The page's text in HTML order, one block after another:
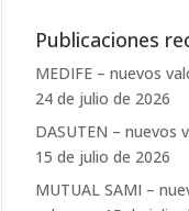
Publicaciones
MEDIFE – nuevos
24 de julio de 2026
DASUTEN – nuevos
15 de julio de 2026
MUTUAL SAMI –